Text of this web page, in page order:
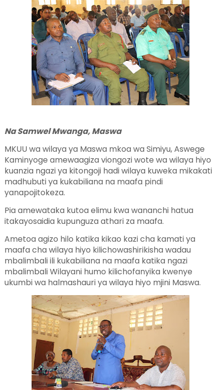
Na Samwel Mwanga, Maswa
MKUU wa wilaya ya Maswa mkoa wa Simiyu, Aswege
Kaminyoge amewaagiza viongozi wote wa wilaya hiyo
kuanzia ngazi ya kitongoji hadi wilaya kuweka mikakati
madhubuti ya kukabiliana na maafa pindi
yanapojitokeza.
Pia amewataka kutoa elimu kwa wananchi hatua
itakayosaidia kupunguza athari za maafa.
Ametoa agizo hilo katika kikao kazi cha kamati ya
maafa cha wilaya hiyo kilichowashirikisha wadau
mbalimbali ili kukabiliana na maafa katika ngazi
mbalimbali Wilayani humo kilichofanyika kwenye
ukumbi wa halmashauri ya wilaya hiyo mjini Maswa.